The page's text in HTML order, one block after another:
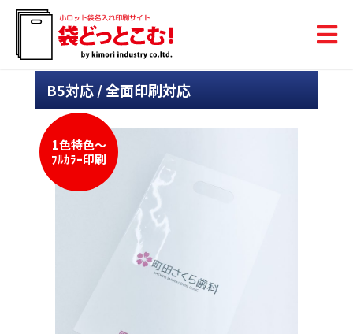
B5対応 / 全面印刷対応
1色特色～
ﾌﾙｶﾗｰ印刷